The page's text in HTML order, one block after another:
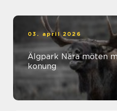
03. april 2026
Älgpark Nära möten med skogens
konung